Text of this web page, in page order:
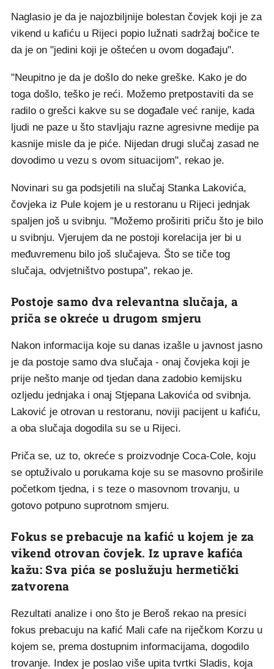
Naglasio je da je najozbiljnije bolestan čovjek koji je za
vikend u kafiću u Rijeci popio lužnati sadržaj bočice te
da je on "jedini koji je oštećen u ovom događaju".
"Neupitno je da je došlo do neke greške. Kako je do
toga došlo, teško je reći. Možemo pretpostaviti da se
radilo o grešci kakve su se događale već ranije, kada
ljudi ne paze u što stavljaju razne agresivne medije pa
kasnije misle da je piće. Nijedan drugi slučaj zasad ne
dovodimo u vezu s ovom situacijom", rekao je.
Novinari su ga podsjetili na slučaj Stanka Lakovića,
čovjeka iz Pule kojem je u restoranu u Rijeci jednjak
spaljen još u svibnju. "Možemo proširiti priču što je bilo
u svibnju. Vjerujem da ne postoji korelacija jer bi u
međuvremenu bilo još slučajeva. Što se tiče tog
slučaja, odvjetništvo postupa", rekao je.
Postoje samo dva relevantna slučaja, a
priča se okreće u drugom smjeru
Nakon informacija koje su danas izašle u javnost jasno
je da postoje samo dva slučaja - onaj čovjeka koji je
prije nešto manje od tjedan dana zadobio kemijsku
ozljedu jednjaka i onaj Stjepana Lakovića od svibnja.
Laković je otrovan u restoranu, noviji pacijent u kafiću,
a oba slučaja dogodila su se u Rijeci.
Priča se, uz to, okreće s proizvodnje Coca-Cole, koju
se optuživalo u porukama koje su se masovno proširile
početkom tjedna, i s teze o masovnom trovanju, u
gotovo potpuno suprotnom smjeru.
Fokus se prebacuje na kafić u kojem je za
vikend otrovan čovjek. Iz uprave kafića
kažu: Sva pića se poslužuju hermetički
zatvorena
Rezultati analize i ono što je Beroš rekao na presici
fokus prebacuju na kafić Mali cafe na riječkom Korzu u
kojem se, prema dostupnim informacijama, dogodilo
trovanje. Index je poslao više upita tvrtki Sladis, koja